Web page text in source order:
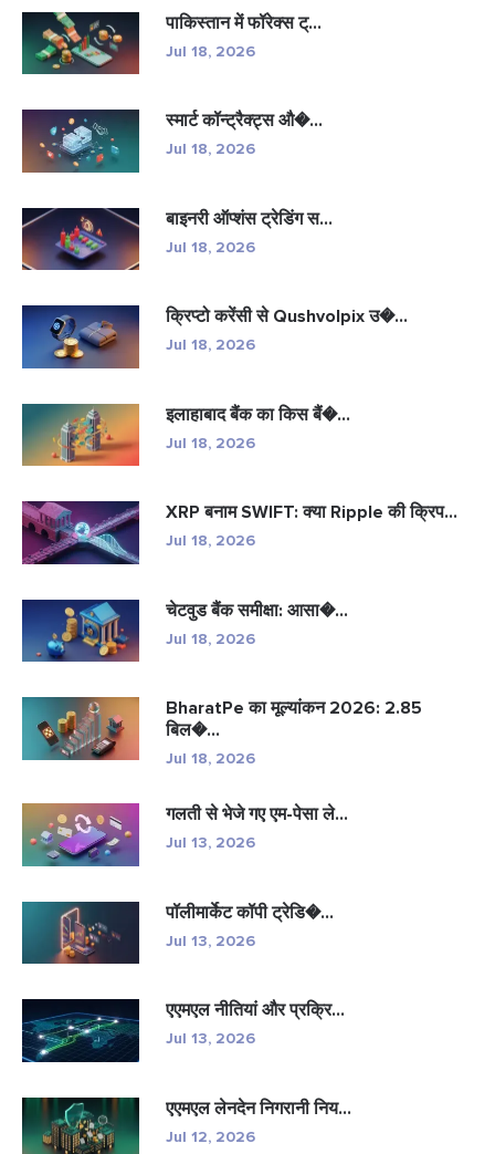
पाकिस्तान में फॉरेक्स ट्...
Jul 18, 2026
स्मार्ट कॉन्ट्रैक्ट्स औ�...
Jul 18, 2026
बाइनरी ऑप्शंस ट्रेडिंग स...
Jul 18, 2026
क्रिप्टो करेंसी से Qushvolpix उ�...
Jul 18, 2026
इलाहाबाद बैंक का किस बैं�...
Jul 18, 2026
XRP बनाम SWIFT: क्या Ripple की क्रिप...
Jul 18, 2026
चेटवुड बैंक समीक्षा: आसा�...
Jul 18, 2026
BharatPe का मूल्यांकन 2026: 2.85
बिल�...
Jul 18, 2026
गलती से भेजे गए एम-पेसा ले...
Jul 13, 2026
पॉलीमार्केट कॉपी ट्रेडि�...
Jul 13, 2026
एएमएल नीतियां और प्रक्रि...
Jul 13, 2026
एएमएल लेनदेन निगरानी निय...
Jul 12, 2026